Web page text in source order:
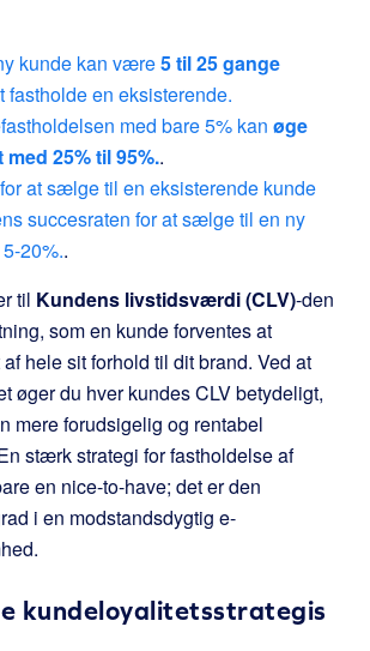
kunde kan være5 til 25 gange
fastholde en eksisterende.
med bare 5% kan øge
25% til 95%..
at sælge til en eksisterende kunde
succesraten for at sælge til en ny
20%..
til Kundens livstidsværdi (CLV)-den
som en kunde forventes at
hele sit forhold til dit brand. Ved at
øger du hver kundes CLV betydeligt,
mere forudsigelig og rentabel
stærk strategi for fastholdelse af
en nice-to-have; det er den
i en modstandsdygtig e-
kundeloyalitetsstrategis